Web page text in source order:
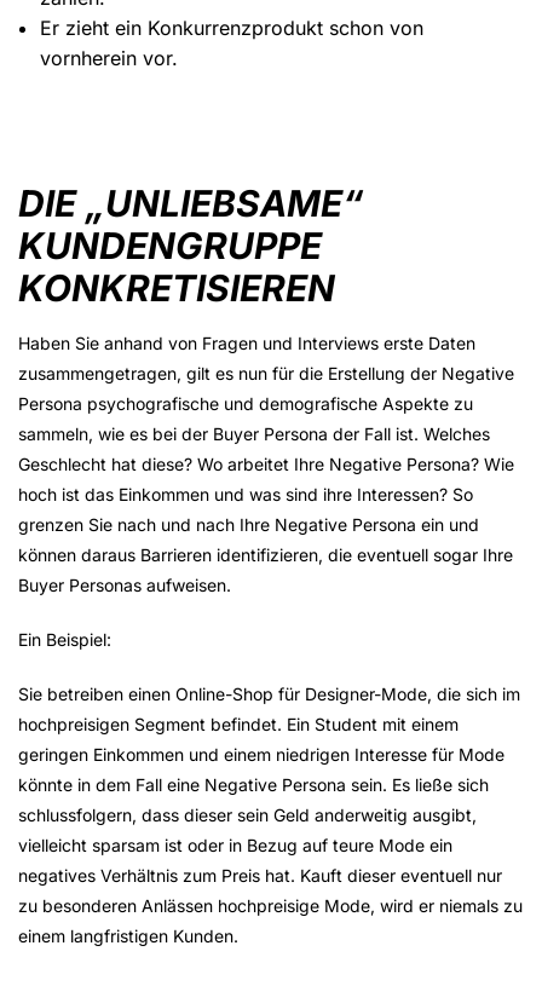
Er zieht ein Konkurrenzprodukt schon von
vornherein vor.
DIE „UNLIEBSAME“
KUNDENGRUPPE
KONKRETISIEREN
Haben Sie anhand von Fragen und Interviews erste Daten
zusammengetragen, gilt es nun für die Erstellung der Negative
Persona psychografische und demografische Aspekte zu
sammeln, wie es bei der Buyer Persona der Fall ist. Welches
Geschlecht hat diese? Wo arbeitet Ihre Negative Persona? Wie
hoch ist das Einkommen und was sind ihre Interessen? So
grenzen Sie nach und nach Ihre Negative Persona ein und
können daraus Barrieren identifizieren, die eventuell sogar Ihre
Buyer Personas aufweisen.
Ein Beispiel:
Sie betreiben einen Online-Shop für Designer-Mode, die sich im
hochpreisigen Segment befindet. Ein Student mit einem
geringen Einkommen und einem niedrigen Interesse für Mode
könnte in dem Fall eine Negative Persona sein. Es ließe sich
schlussfolgern, dass dieser sein Geld anderweitig ausgibt,
vielleicht sparsam ist oder in Bezug auf teure Mode ein
negatives Verhältnis zum Preis hat. Kauft dieser eventuell nur
zu besonderen Anlässen hochpreisige Mode, wird er niemals zu
einem langfristigen Kunden.